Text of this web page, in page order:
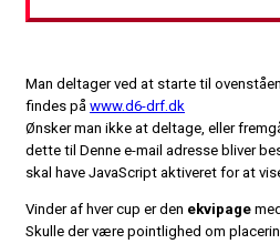
Man deltager ved at starte til
findes på www.d6-drf.dk
Ønsker man ikke at deltage, eller
dette til Denne e-mail adresse bliver
skal have JavaScript aktiveret for at
Vinder af hver cup er den ekvipage
Skulle der være pointlighed om